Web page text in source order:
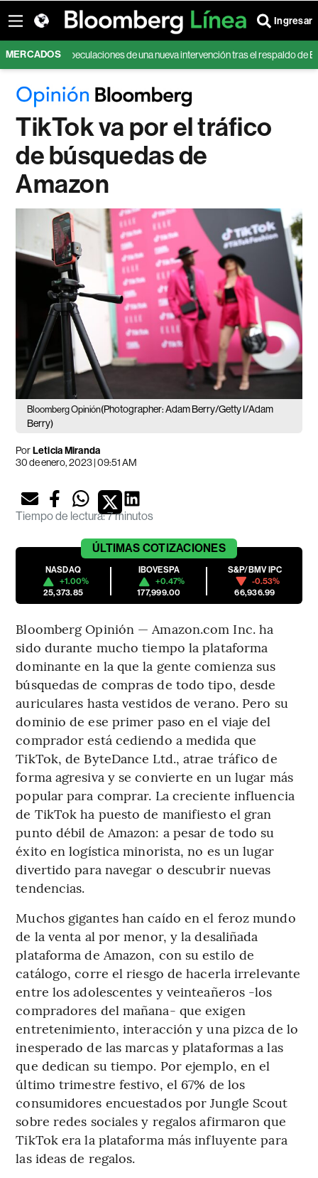
Ingresar
MERCADOS
ante especulaciones de una nueva intervención tras el respaldo de EE.UU
TikTok va por el tráfico
de búsquedas de
Amazon
Bloomberg Opinión(Photographer: Adam Berry/Getty I/Adam
Berry)
PorLeticia Miranda
30 de enero, 2023 | 09:51 AM
Tiempo de lectura:7 minutos
ÚLTIMAS COTIZACIONES
NASDAQ
+1.00%
25,373.85
IBOVESPA
+0.47%
177,999.00
S&P/BMV IPC
-0.53%
66,936.99
Bloomberg Opinión — Amazon.com Inc. ha
sido durante mucho tiempo la plataforma
dominante en la que la gente comienza sus
búsquedas de compras de todo tipo, desde
auriculares hasta vestidos de verano. Pero su
dominio de ese primer paso en el viaje del
comprador está cediendo a medida que
TikTok, de ByteDance Ltd., atrae tráfico de
forma agresiva y se convierte en un lugar más
popular para comprar. La creciente influencia
de TikTok ha puesto de manifiesto el gran
punto débil de Amazon: a pesar de todo su
éxito en logística minorista, no es un lugar
divertido para navegar o descubrir nuevas
tendencias.
Muchos gigantes han caído en el feroz mundo
de la venta al por menor, y la desaliñada
plataforma de Amazon, con su estilo de
catálogo, corre el riesgo de hacerla irrelevante
entre los adolescentes y veinteañeros -los
compradores del mañana- que exigen
entretenimiento, interacción y una pizca de lo
inesperado de las marcas y plataformas a las
que dedican su tiempo. Por ejemplo, en el
último trimestre festivo, el 67% de los
consumidores encuestados por Jungle Scout
sobre redes sociales y regalos afirmaron que
TikTok era la plataforma más influyente para
las ideas de regalos.